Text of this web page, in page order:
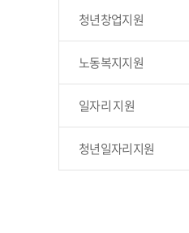
청년창업지원
노동복지지원
일자리 지원
청년일자리지원